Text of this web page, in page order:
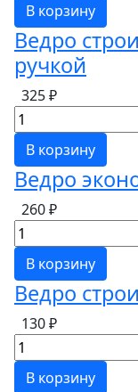
В корзину
Ведро
ручкой
325 ₽
В корзину
Ведро
260 ₽
В корзину
Ведро
130 ₽
В корзину